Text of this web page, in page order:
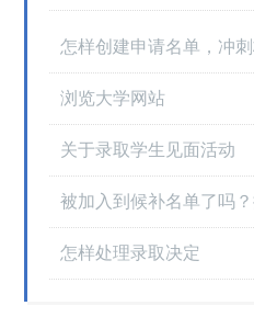
怎样创建申请名单，冲
浏览大学网站
关于录取学生见面活动
被加入到候补名单了吗
怎样处理录取决定